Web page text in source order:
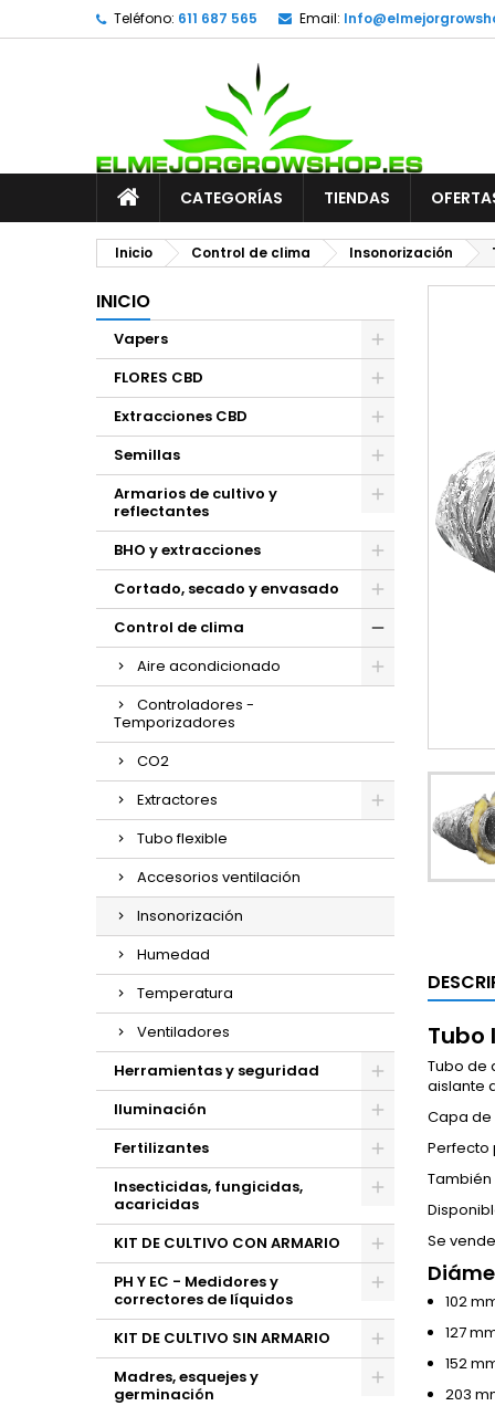
Teléfono: 611 687 565 Email:
CATEGORÍAS TIENDAS
Inicio Control de clima Insonorización
INICIO
Vapers
FLORES CBD
Extracciones CBD
Semillas
Armarios de cultivo y
reflectantes
BHO y extracciones
Cortado, secado y envasado
Control de clima
Aire acondicionado
Controladores -
Temporizadores
CO2
Extractores
Tubo flexible
Accesorios ventilación
Insonorización
Humedad
Temperatura
Ventiladores
Herramientas y seguridad
Iluminación
Fertilizantes
Insecticidas, fungicidas,
acaricidas
KIT DE CULTIVO CON ARMARIO
PH Y EC - Medidores y
correctores de líquidos
KIT DE CULTIVO SIN ARMARIO
Madres, esquejes y
germinación
Tubo
Tubo de
aislante
Capa de
Perfecto
Se
102
127
152
203